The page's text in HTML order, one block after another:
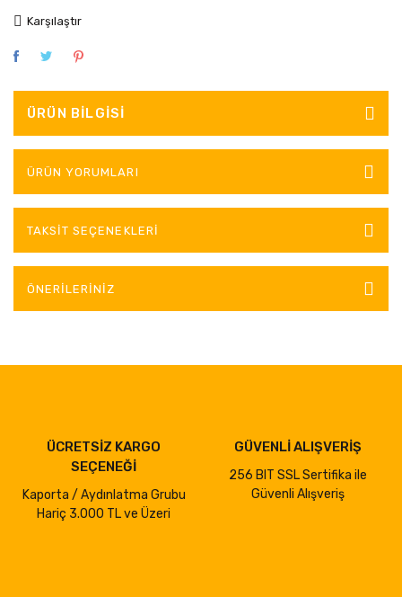
Karşılaştır
ÜRÜN BILGISI
ÜRÜN YORUMLARI
TAKSIT SEÇENEKLERI
ÖNERILERINIZ
ÜCRETSİZ KARGO
SEÇENEĞİ
Kaporta / Aydınlatma Grubu
Hariç 3.000 TL ve Üzeri
GÜVENLİ ALIŞVERİŞ
256 BIT SSL Sertifika ile
Güvenli Alışveriş